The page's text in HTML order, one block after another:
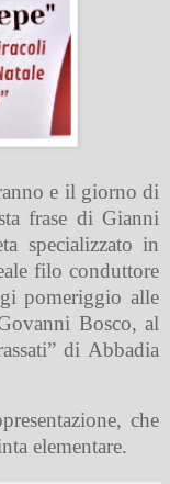
e il giorno di
frase di Gianni
specializzato in
filo conduttore
pomeriggio alle
Bosco, al
di Abbadia
che
elementare.